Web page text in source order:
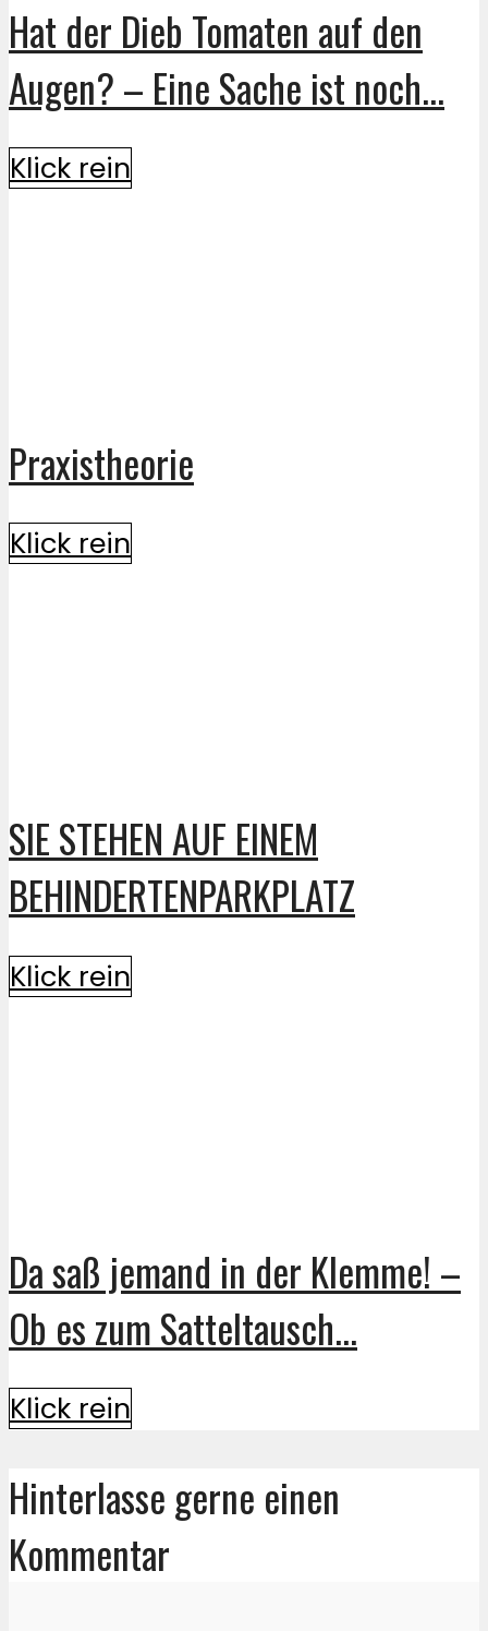
Hat der Dieb Tomaten auf den
Augen? – Eine Sache ist noch...
Klick rein
Praxistheorie
Klick rein
SIE STEHEN AUF EINEM
BEHINDERTENPARKPLATZ
Klick rein
Da saß jemand in der Klemme! –
Ob es zum Satteltausch...
Klick rein
Hinterlasse gerne einen
Kommentar